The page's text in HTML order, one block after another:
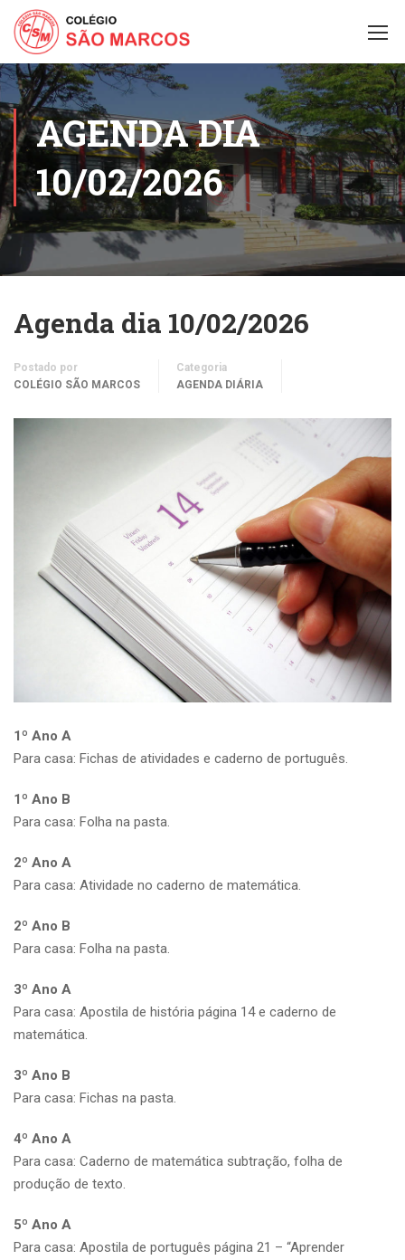
AGENDA DIA
10/02/2026
Agenda dia 10/02/2026
Postado por
COLÉGIO SÃO MARCOS
Categoria
AGENDA DIÁRIA
1º Ano A
Para casa: Fichas de atividades e caderno de português.
1º Ano B
Para casa: Folha na pasta.
2º Ano A
Para casa: Atividade no caderno de matemática.
2º Ano B
Para casa: Folha na pasta.
3º Ano A
Para casa: Apostila de história página 14 e caderno de
matemática.
3º Ano B
Para casa: Fichas na pasta.
4º Ano A
Para casa: Caderno de matemática subtração, folha de
produção de texto.
5º Ano A
Para casa: Apostila de português página 21 – “Aprender